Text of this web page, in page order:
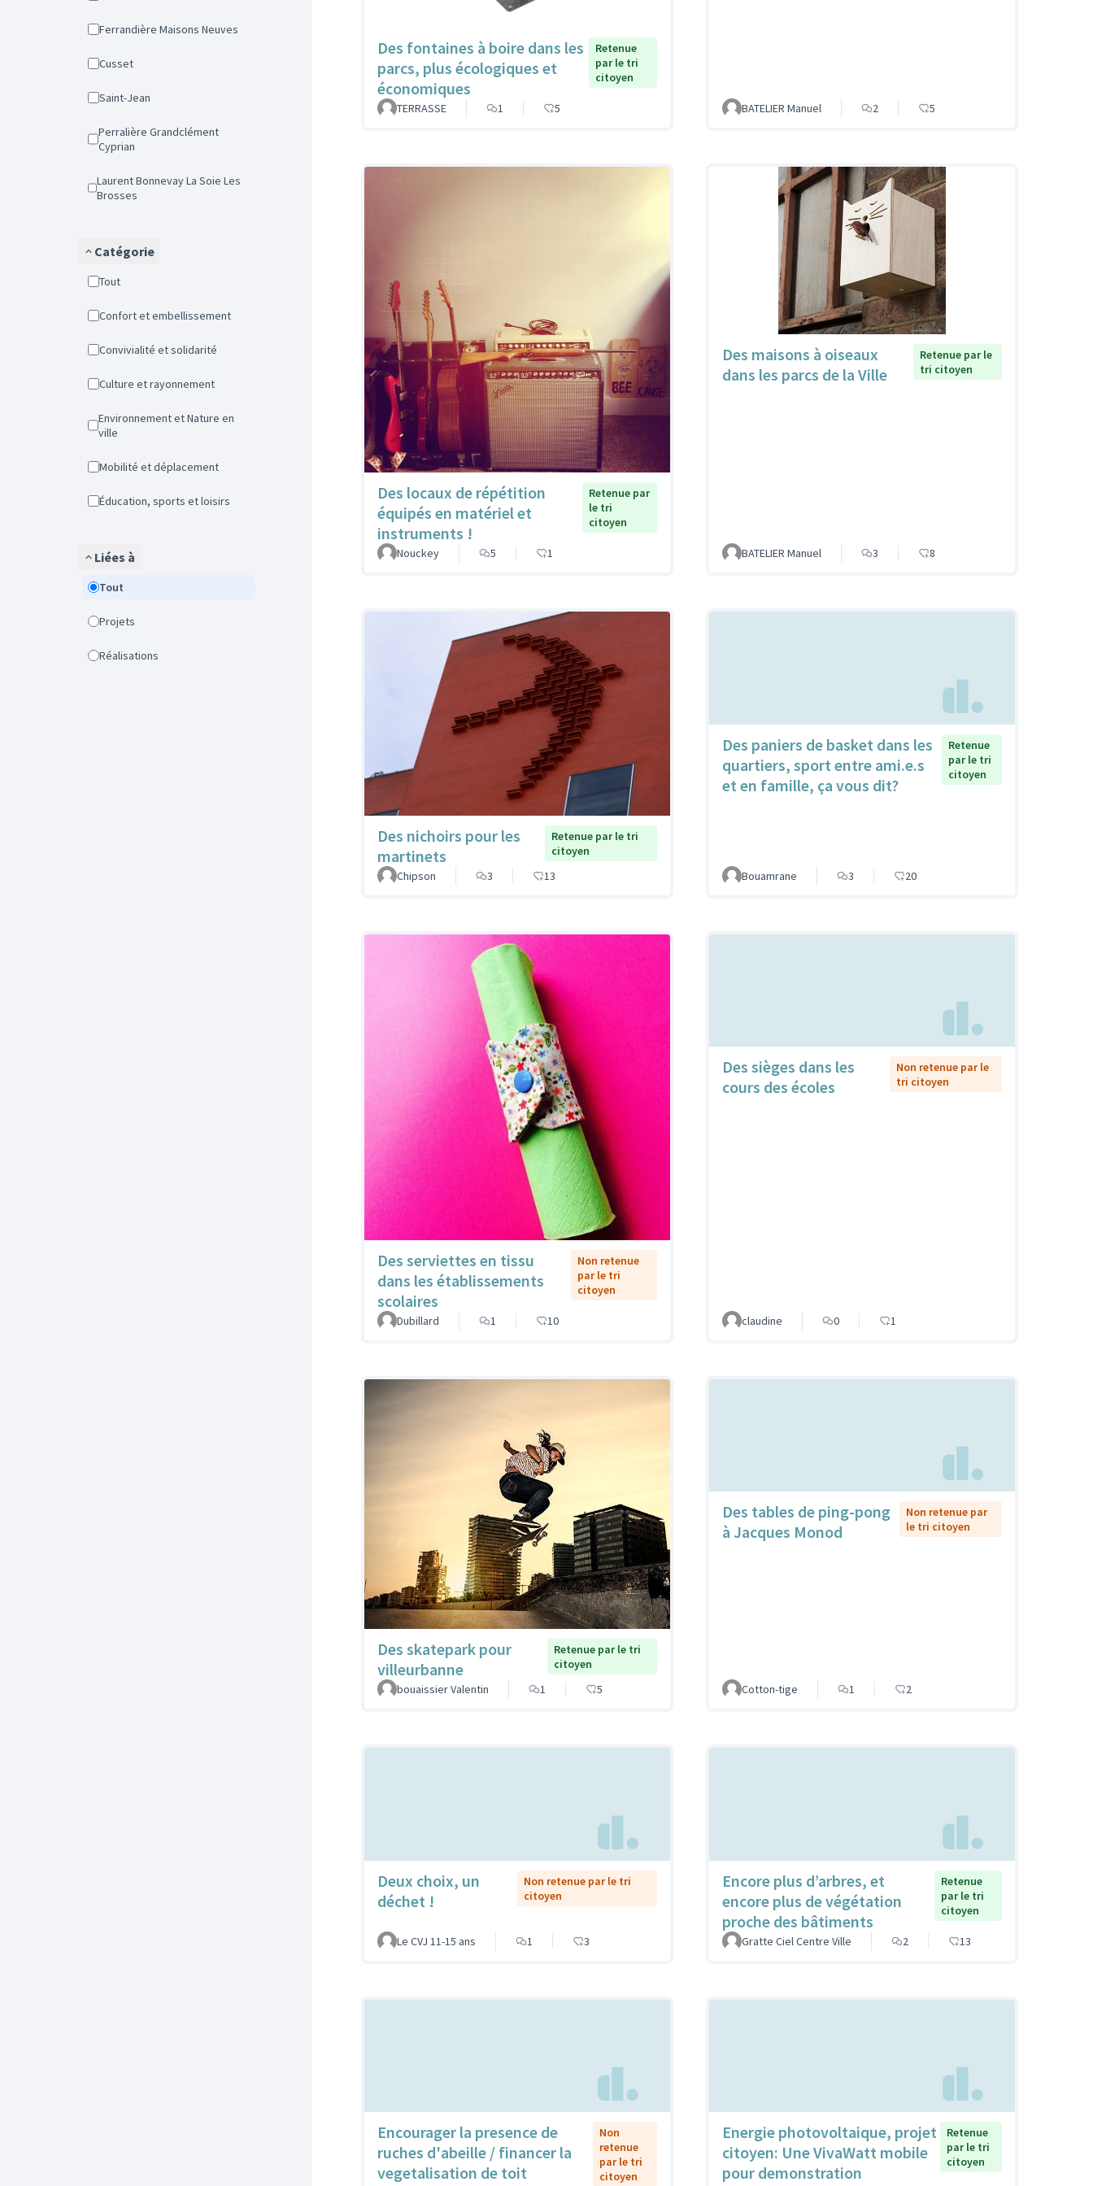
Ferrandière Maisons Neuves
Cusset
Saint-Jean
Perralière Grandclément
Cyprian
Laurent Bonnevay La Soie Les
Brosses
Catégorie
Tout
Confort et embellissement
Convivialité et solidarité
Culture et rayonnement
Environnement et Nature en
ville
Mobilité et déplacement
Éducation, sports et loisirs
Liées à
Tout
Projets
Réalisations
Des fontaines à boire dans les
parcs, plus écologiques et
économiques
Retenue
par le tri
citoyen
TERRASSE 1 5 BATELIER Manuel 2 5
Des locaux de répétition
équipés en matériel et
instruments !
Retenue par
le tri
citoyen
Nouckey 5 1
Des maisons à oiseaux
dans les parcs de la Ville
Retenue par le
tri citoyen
BATELIER Manuel 3 8
Des nichoirs pour les
martinets
Retenue par le tri
citoyen
Chipson
3 13
Des paniers de basket dans les
quartiers, sport entre ami.e.s
et en famille, ça vous dit?
Retenue
par le tri
citoyen
Bouamrane 3 20
Des serviettes en tissu
dans les établissements
scolaires
Non retenue
par le tri
citoyen
Dubillard 1 10
Des sièges dans les
cours des écoles
Non retenue par le
tri citoyen
claudine 0 1
Des skatepark pour
villeurbanne
Retenue par le tri
citoyen
bouaissier Valentin
1 5
Des tables de ping-pong
à Jacques Monod
Non retenue par
le tri citoyen
Cotton-tige 1 2
Deux choix, un
déchet !
Non retenue par le tri
citoyen
Le CVJ 11-15 ans 1 3
Encore plus d’arbres, et
encore plus de végétation
proche des bâtiments
Retenue
par le tri
citoyen
Gratte Ciel Centre Ville 2 13
Encourager la presence de
ruches d'abeille / financer la
vegetalisation de toit
Non
retenue
par le tri
citoyen
Energie photovoltaique, projet
citoyen: Une VivaWatt mobile
pour demonstration
Retenue
par le tri
citoyen